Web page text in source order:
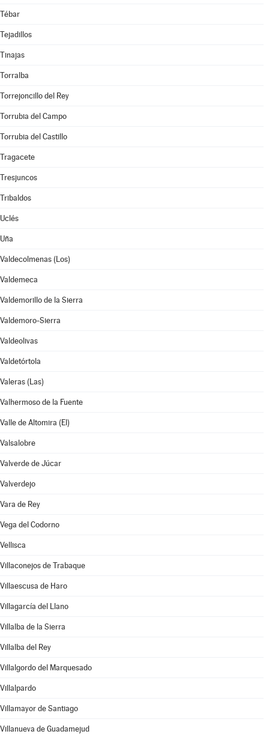
Tébar
Tejadillos
Tinajas
Torralba
Torrejoncillo del Rey
Torrubia del Campo
Torrubia del Castillo
Tragacete
Tresjuncos
Tribaldos
Uclés
Uña
Valdecolmenas (Los)
Valdemeca
Valdemorillo de la Sierra
Valdemoro-Sierra
Valdeolivas
Valdetórtola
Valeras (Las)
Valhermoso de la Fuente
Valle de Altomira (El)
Valsalobre
Valverde de Júcar
Valverdejo
Vara de Rey
Vega del Codorno
Vellisca
Villaconejos de Trabaque
Villaescusa de Haro
Villagarcía del Llano
Villalba de la Sierra
Villalba del Rey
Villalgordo del Marquesado
Villalpardo
Villamayor de Santiago
Villanueva de Guadamejud